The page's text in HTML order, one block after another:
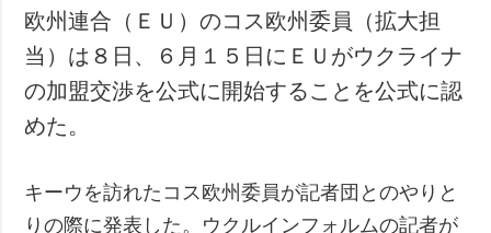
欧州連合（ＥＵ）のコス欧州委員（拡大担
当）は８日、６月１５日にＥＵがウクライナ
の加盟交渉を公式に開始することを公式に認
めた。
キーウを訪れたコス欧州委員が記者団とのやりと
りの際に発表した。ウクルインフォルムの記者が